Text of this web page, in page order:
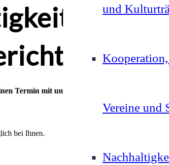
und
Vereine und
Termin mit uns vereinbaren?
bei Ihnen.